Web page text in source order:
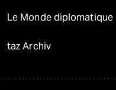
Le Monde diplomatique
taz Archiv